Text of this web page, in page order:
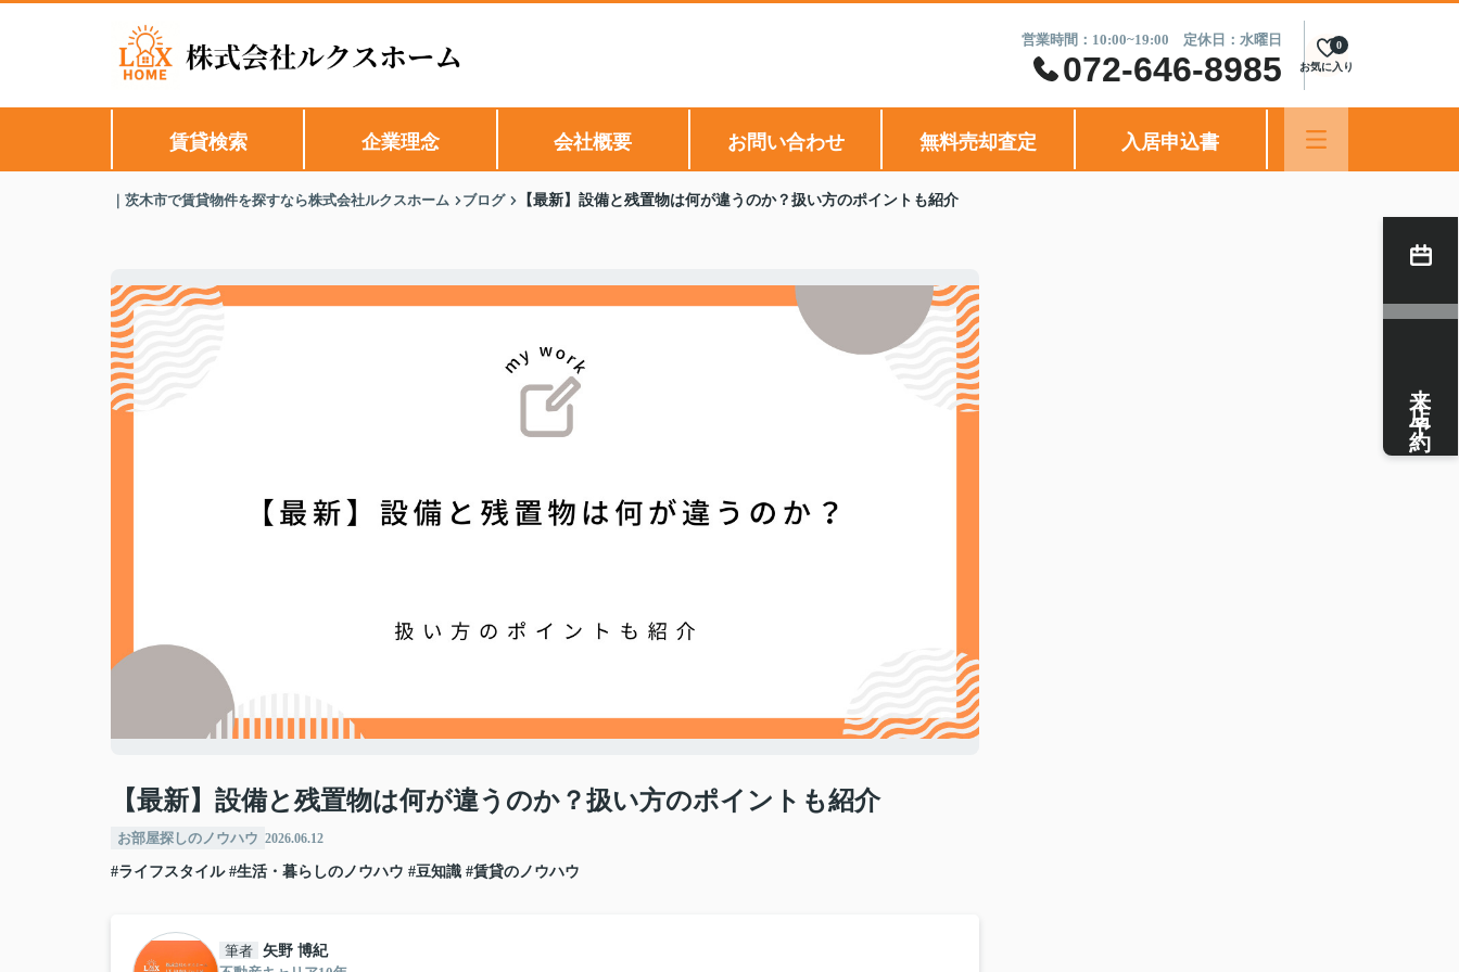
営業時間：10:00~19:00 定休日：水曜日
072-646-8985 お気に入り
0
賃貸検索 企業理念 会社概要 お問い合わせ 無料売却査定 入居申込書
｜茨木市で賃貸物件を探すなら株式会社ルクスホーム ブログ 【最新】設備と残置物は何が違うのか？扱い方のポイントも紹介
【最新】設備と残置物は何が違うのか？扱い方のポイントも紹介
お部屋探しのノウハウ 2026.06.12
#ライフスタイル #生活・暮らしのノウハウ #豆知識 #賃貸のノウハウ
筆者 矢野 博紀
来店予約